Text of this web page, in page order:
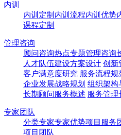
内训
内训定制 内训流程内训优势
课程定制
管理咨询
顾问咨询热点专题管理咨询
人才队伍建设方案设计 创新
客户满意度研究 服务流程规
企业发展战略规划 组织架构
长期顾问服务概述 服务管理
专家团队
分类专家专家优势项目服务
项目团队